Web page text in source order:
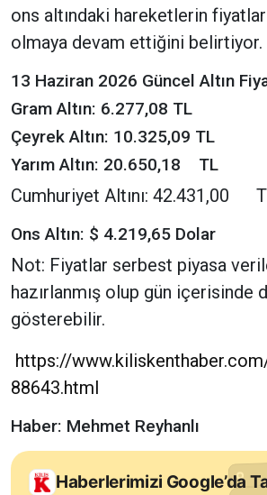
ons altındaki hareketlerin
olmaya devam ettiğini belirtiyor.
13 Haziran 2026 Güncel Altın
Gram Altın: 6.277,08 TL
Çeyrek Altın: 10.325,09 TL
Yarım Altın: 20.650,18 TL
Cumhuriyet Altını: 42.431,00
Ons Altın: $ 4.219,65 Dolar
Not: Fiyatlar serbest piyasa
hazırlanmış olup gün içerisinde
gösterebilir.
https://
88643.html
Haber: Mehmet Reyhanlı
Haberlerimizi Google’da